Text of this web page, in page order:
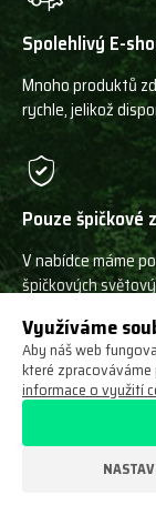
Spolehlivý E-
Mnoho produktů
rychle, jelikož
Pouze špičkové
V nabídce máme
špičkových
Využíváme
Aby náš web
které
informace o využití